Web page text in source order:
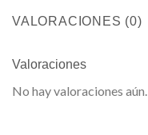
VALORACIONES (0)
Valoraciones
No hay valoraciones aún.